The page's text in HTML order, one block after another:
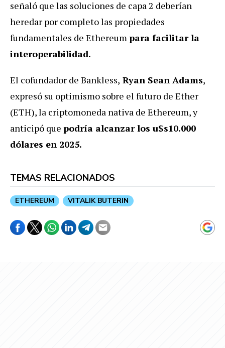
señaló que las soluciones de capa 2 deberían
heredar por completo las propiedades
fundamentales de Ethereumpara facilitar la
interoperabilidad.
El cofundador de Bankless, Ryan Sean Adams,
expresó su optimismo sobre el futuro de Ether
(ETH), la criptomoneda nativa de Ethereum, y
anticipó que podría alcanzar los u$s10.000
dólares en 2025.
TEMAS RELACIONADOS
ETHEREUM VITALIK BUTERIN